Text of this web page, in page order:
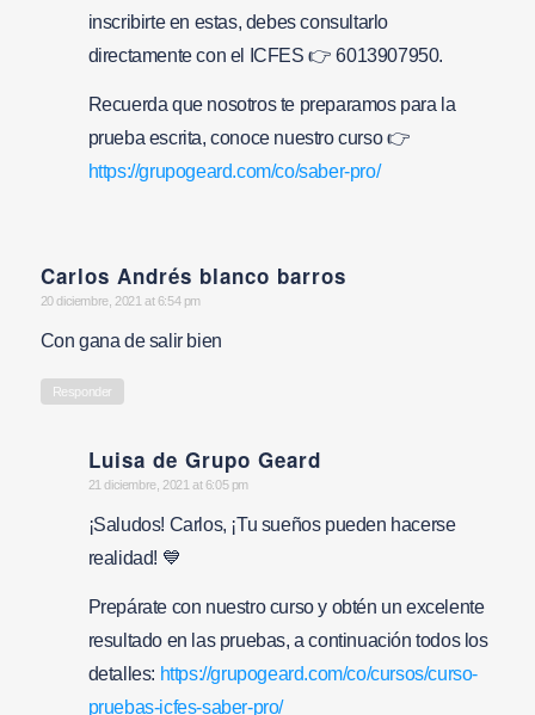
inscribirte en estas, debes consultarlo
directamente con el ICFES 👉 6013907950.
Recuerda que nosotros te preparamos para la
prueba escrita, conoce nuestro curso 👉
https://grupogeard.com/co/saber-pro/
Carlos Andrés blanco barros
says:
20 diciembre, 2021 at 6:54 pm
Con gana de salir bien
Responder
Luisa de Grupo Geard
says:
21 diciembre, 2021 at 6:05 pm
¡Saludos! Carlos, ¡Tu sueños pueden hacerse
realidad! 💙
Prepárate con nuestro curso y obtén un excelente
resultado en las pruebas, a continuación todos los
detalles: https://grupogeard.com/co/cursos/curso-
pruebas-icfes-saber-pro/